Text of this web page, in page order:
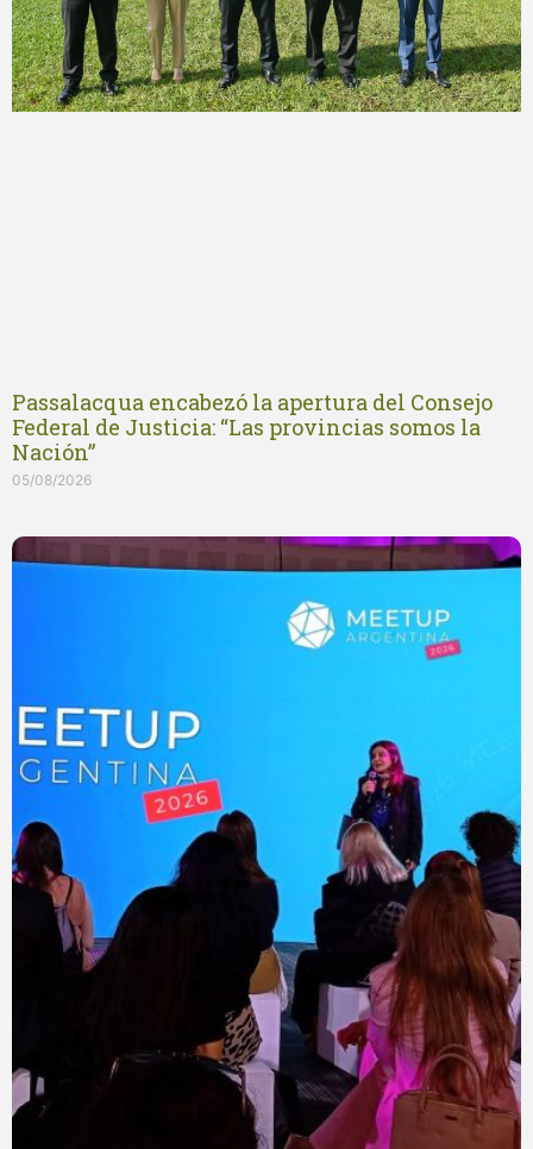
Passalacqua encabezó la apertura del Consejo
Federal de Justicia: “Las provincias somos la
Nación”
05/08/2026